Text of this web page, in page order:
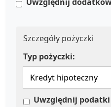
Szczegóły pożyczki
Typ pożyczki:
Uwzględnij